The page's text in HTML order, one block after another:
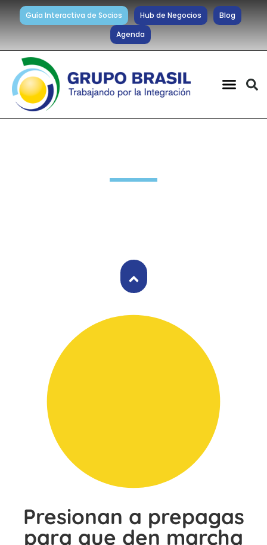
Guía Interactiva de Socios Hub de Negocios
Blog
Agenda
Presionan a prepagas
para que den marcha